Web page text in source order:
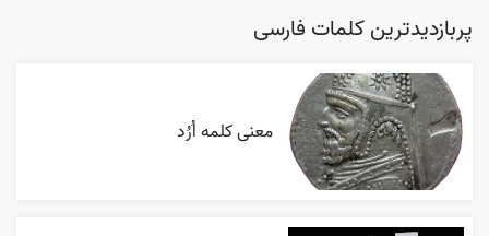
پربازدیدترین کلمات فارسی
معنی کلمه اُرُد